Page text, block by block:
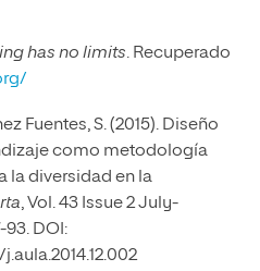
has no limits. Recuperado
Fuentes, S. (2015). Diseño
como metodología
la diversidad en la
, Vol. 43 Issue 2 July-
93. DOI: